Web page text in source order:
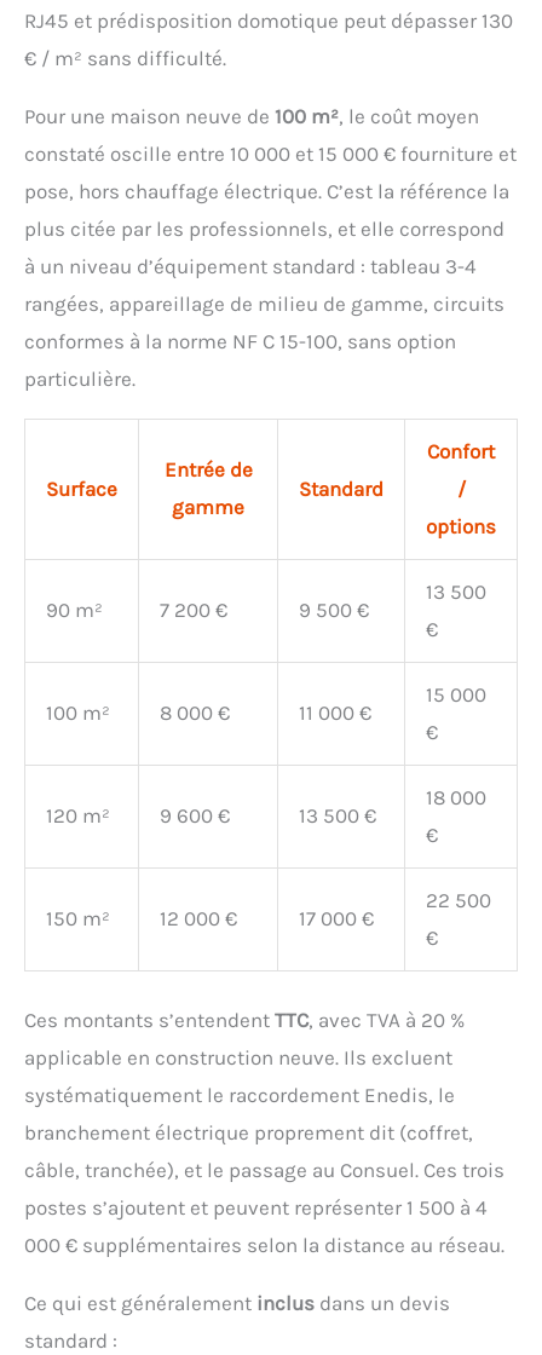
RJ45 et prédisposition domotique peut dépasser 130
€ / m² sans difficulté.
Pour une maison neuve de 100 m², le coût moyen
constaté oscille entre 10 000 et 15 000 € fourniture et
pose, hors chauffage électrique. C’est la référence la
plus citée par les professionnels, et elle correspond
à un niveau d’équipement standard : tableau 3-4
rangées, appareillage de milieu de gamme, circuits
conformes à la norme NF C 15-100, sans option
particulière.
Surface
Entrée de
gamme
Standard
Confort
/
options
90 m² 7 200 € 9 500 €
13 500
€
100 m² 8 000 € 11 000 €
15 000
€
120 m² 9 600 € 13 500 €
18 000
€
150 m² 12 000 € 17 000 €
22 500
€
Ces montants s’entendent TTC, avec TVA à 20 %
applicable en construction neuve. Ils excluent
systématiquement le raccordement Enedis, le
branchement électrique proprement dit (coffret,
câble, tranchée), et le passage au Consuel. Ces trois
postes s’ajoutent et peuvent représenter 1 500 à 4
000 € supplémentaires selon la distance au réseau.
Ce qui est généralement inclus dans un devis
standard :